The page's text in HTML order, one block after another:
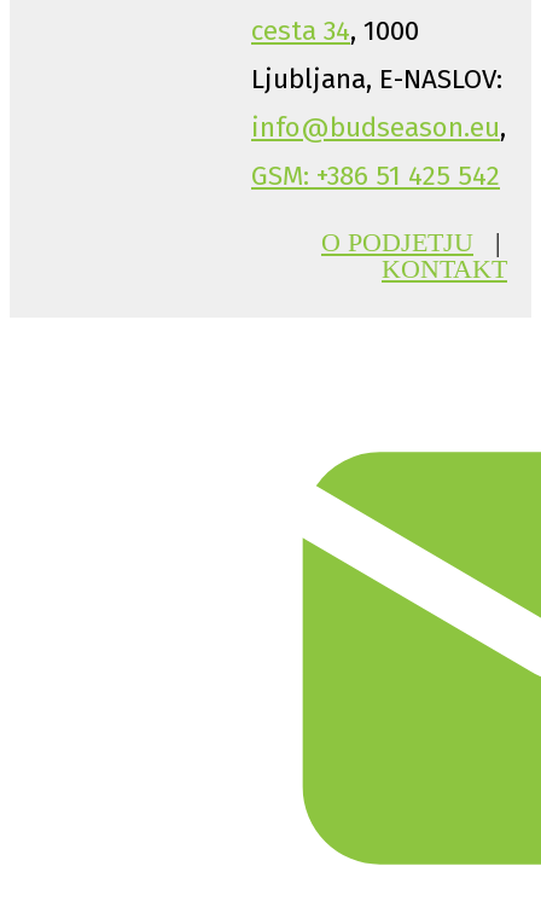
cesta 34, 1000
Ljubljana, E-NASLOV:
info@budseason.eu,
GSM: +386 51 425 542
O PODJETJU |
KONTAKT